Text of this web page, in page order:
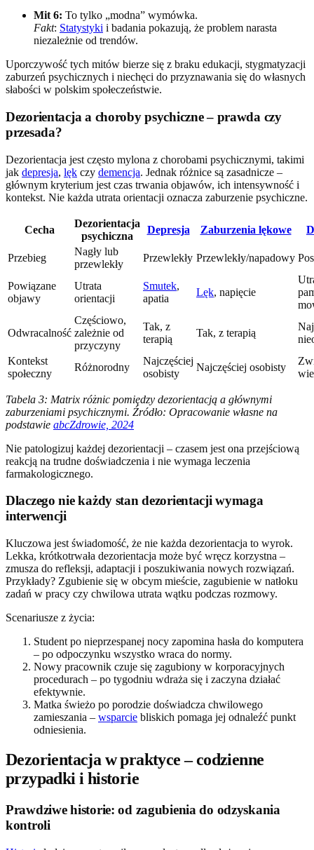
Mit 6: To tylko „modna” wymówka.
Fakt: Statystyki i badania pokazują, że problem narasta
niezależnie od trendów.
Uporczywość tych mitów bierze się z braku edukacji, stygmatyzacji
zaburzeń psychicznych i niechęci do przyznawania się do własnych
słabości w polskim społeczeństwie.
Dezorientacja a choroby psychiczne – prawda czy
przesada?
Dezorientacja jest często mylona z chorobami psychicznymi, takimi
jak depresja, lęk czy demencja. Jednak różnice są zasadnicze –
głównym kryterium jest czas trwania objawów, ich intensywność i
kontekst. Nie każda utrata orientacji oznacza zaburzenie psychiczne.
Cecha
Dezorientacja
psychiczna
Depresja Zaburzenia lękowe
Przebieg
Nagły lub
przewlekły
Przewlekły Przewlekły/napadowy
Powiązane
objawy
Utrata
orientacji
Smutek,
apatia
Lęk, napięcie
Odwracalność
Częściowo,
zależnie od
przyczyny
Tak, z
terapią
Tak, z terapią
Kontekst
społeczny
Różnorodny
Najczęściej
osobisty
Najczęściej osobisty
Tabela 3: Matrix różnic pomiędzy dezorientacją a głównymi
zaburzeniami psychicznymi. Źródło: Opracowanie własne na
podstawie abcZdrowie, 2024
Nie patologizuj każdej dezorientacji – czasem jest ona przejściową
reakcją na trudne doświadczenia i nie wymaga leczenia
farmakologicznego.
Dlaczego nie każdy stan dezorientacji wymaga
interwencji
Kluczowa jest świadomość, że nie każda dezorientacja to wyrok.
Lekka, krótkotrwała dezorientacja może być wręcz korzystna –
zmusza do refleksji, adaptacji i poszukiwania nowych rozwiązań.
Przykłady? Zgubienie się w obcym mieście, zagubienie w natłoku
zadań w pracy czy chwilowa utrata wątku podczas rozmowy.
Scenariusze z życia:
Student po nieprzespanej nocy zapomina hasła do komputera
– po odpoczynku wszystko wraca do normy.
Nowy pracownik czuje się zagubiony w korporacyjnych
procedurach – po tygodniu wdraża się i zaczyna działać
efektywnie.
Matka świeżo po porodzie doświadcza chwilowego
zamieszania – wsparcie bliskich pomaga jej odnaleźć punkt
odniesienia.
Dezorientacja w praktyce – codzienne
przypadki i historie
Prawdziwe historie: od zagubienia do odzyskania
kontroli